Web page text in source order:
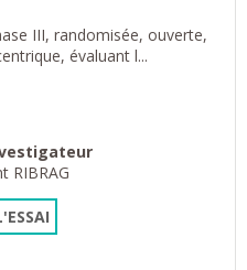
III, randomisée, ouverte,
évaluant l...
RIBRAG